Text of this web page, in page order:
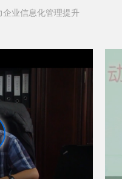
业信息化管理提升